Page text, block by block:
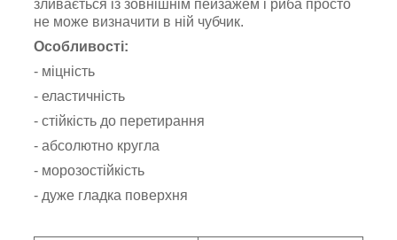
зливається із зовнішнім пейзажем і риба просто
не може визначити в ній чубчик.
Особливості:
- міцність
- еластичність
- стійкість до перетирання
- абсолютно кругла
- морозостійкість
- дуже гладка поверхня